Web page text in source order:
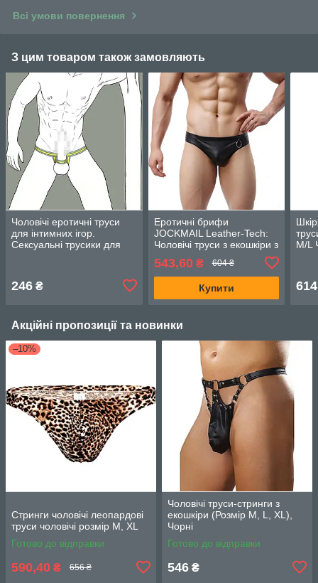
Всі умови повернення
З цим товаром також замовляють
Чоловічі еротичні труси
для інтимних ігор.
Сексуальні трусики для
246 ₴
Еротичні брифи
JOCKMAIL Leather-Tech:
Чоловічі труси з екошкіри з
SM, L, XL, XXL
543,60₴ 604 ₴
Купити
M/L
614
Акційні пропозиції та новинки
–10%
Стринги чоловічі леопардові
труси чоловічі розмір М, XL
Готово до відправки
590,40 ₴ 656 ₴
Чоловічі труси-стринги з
екошкіри (Розмір М, L, XL),
Чорні
Готово до відправки
546 ₴